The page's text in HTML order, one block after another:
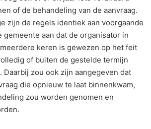
of de behandeling van de aanvraag.
zijn de regels identiek aan voorgaande
gemeente aan dat de organisator in
keren is gewezen op het feit
of buiten de gestelde termijn
zou ook zijn aangegeven dat
die opnieuw te laat binnenkwam,
zou worden genomen en